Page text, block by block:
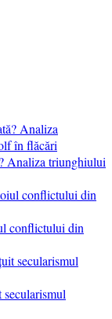
Analiza triunghiului
conflictului din